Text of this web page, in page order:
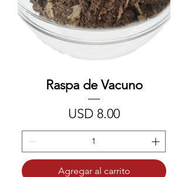
Raspa de Vacuno
Precio
USD 8.00
Agregar al carrito